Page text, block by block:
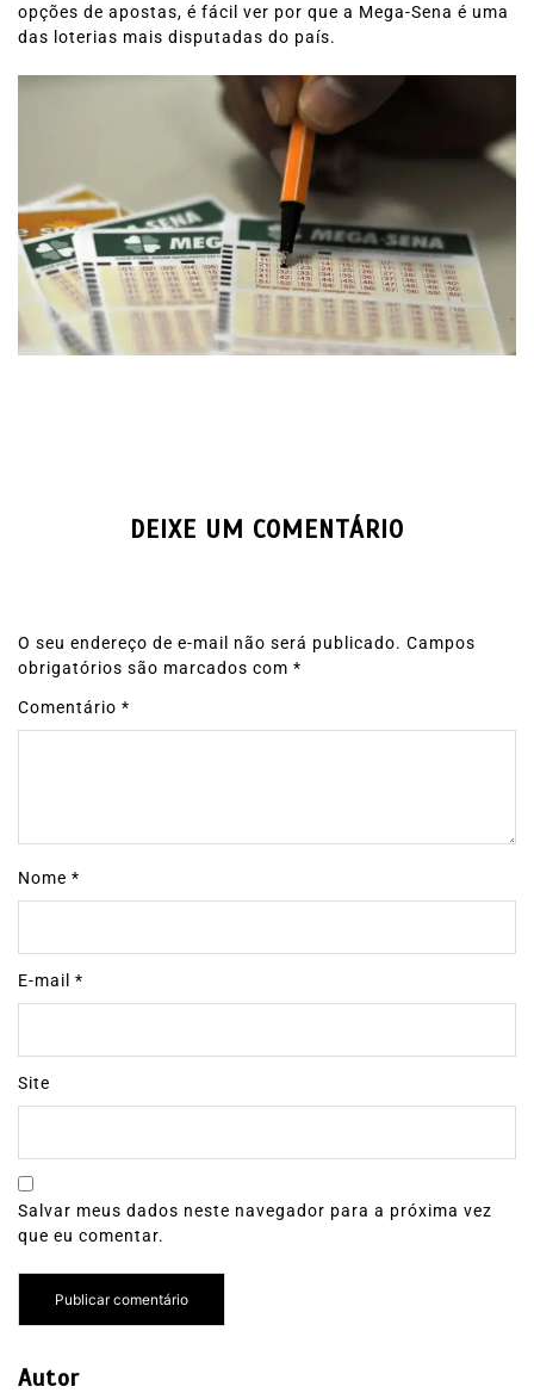
opções de apostas, é fácil ver por que a Mega-Sena é uma
das loterias mais disputadas do país.
DEIXE UM COMENTÁRIO
O seu endereço de e-mail não será publicado. Campos
obrigatórios são marcados com *
Comentário *
Nome *
E-mail *
Site
Salvar meus dados neste navegador para a próxima vez
que eu comentar.
Autor